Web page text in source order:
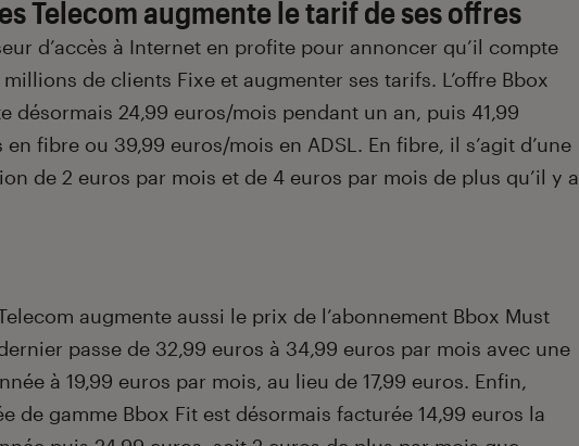
Telecom augmente le tarif de ses offres
d’accès à Internet en profite pour annoncer qu’il compte
de clients Fixe et augmenter ses tarifs. L’offre Bbox
désormais 24,99 euros/mois pendant un an, puis 41,99
fibre ou 39,99 euros/mois en ADSL. En fibre, il s’agit d’une
de 2 euros par mois et de 4 euros par mois de plus qu’il y a
augmente aussi le prix de l’abonnement Bbox Must
passe de 32,99 euros à 34,99 euros par mois avec une
à 19,99 euros par mois, au lieu de 17,99 euros. Enfin,
de gamme Bbox Fit est désormais facturée 14,99 euros la